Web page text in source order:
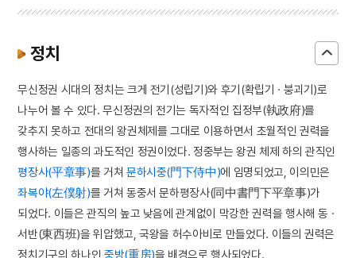
정치
무신정권 시대의 정치는 크게 전기(성립기)와 후기(확립기 · 붕괴기)로
나누어 볼 수 있다. 무신정권의 전기는 독자적인 집정부(執政府)를
갖추지 못하고 전대의 왕권체제를 그대로 이용하면서 초월적인 권력을
행사하는 일종의 과도적인 정권이었다. 정중부는 왕권 체제 하의 관직인
평장사(平章事)를 거쳐 문하시중(門下侍中)에 임명되었고, 이의민은
좌복야(左僕射)를 거쳐 동중서 문하평장사(同中書門下平章事)가
되었다. 이들은 관직의 높고 낮음에 관계없이 막강한 권력을 행사해 동 ·
서반(東西班)을 위압했고, 국왕을 허수아비로 만들었다. 이들의 권력은
정치기구의 하나인 중방(重房)을 배경으로 행사되었다.